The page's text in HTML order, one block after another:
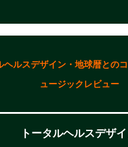
ヘルスデザイン・地球暦との
ュージックレビュー
トータルヘルスデザ